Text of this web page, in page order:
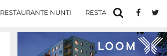
RESTAURANTE NUNTI RESTAURANTE IN IASI